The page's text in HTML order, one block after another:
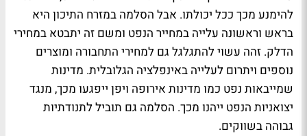
להימנע מכך ככל יכולתו. אבל הסלמה במזרח התיכון היא
בראש וראשונה עלייה במחייר הנפט ומשם זה יתבטא במחירי
הדלק. זהה עשוי להתגלגל גם למחירי התחבורה ומוצרים
נוספים ויתרום לעלייה באינפלציה הגלובלית. מדינות
שמייבאות נפט כמו מדינות אירופה ויפן ייפגעו מכך, מנגד
יצואניות הנפט ייהנו מכך. הסלמה גם תוביל לתנודתיות
גבוהה בשווקים.